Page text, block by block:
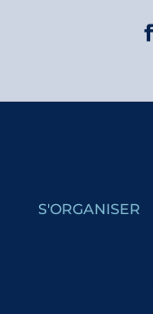
S'ORGANISER